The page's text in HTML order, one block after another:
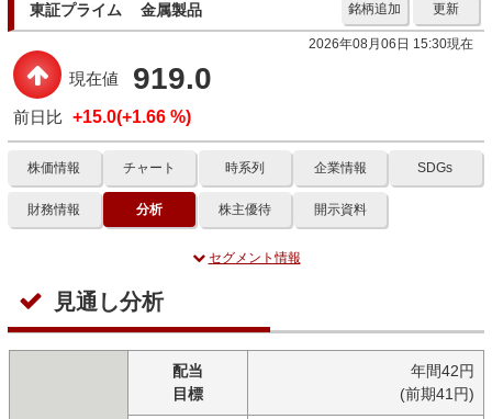
東証プライム 金属製品 更新
銘柄追加
2026年08月06日 15:30現在
現在値 919.0
前日比 +15.0(+1.66 %)
株価情報 チャート 時系列 企業情報 SDGs
財務情報 分析 株主優待 開示資料
セグメント情報
見通し分析
配当
目標
年間42円
(前期41円)